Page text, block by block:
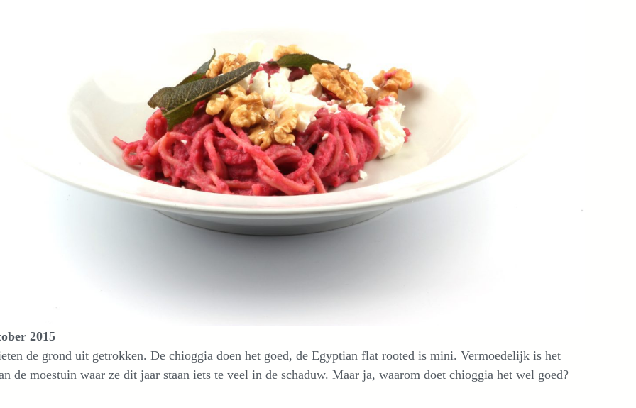
2015
de grond uit getrokken. De chioggia doen het goed, de Egyptian flat rooted is mini. Vermoedelijk is het
de moestuin waar ze dit jaar staan iets te veel in de schaduw. Maar ja, waarom doet chioggia het wel goed?